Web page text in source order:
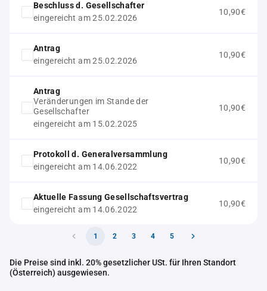
Beschluss d. Gesellschafter
eingereicht am 25.02.2026
10,90€
Antrag
eingereicht am 25.02.2026
10,90€
Antrag
Veränderungen im Stande der
Gesellschafter
eingereicht am 15.02.2025
10,90€
Protokoll d. Generalversammlung
eingereicht am 14.06.2022
10,90€
Aktuelle Fassung Gesellschaftsvertrag
eingereicht am 14.06.2022
10,90€
1 2 3 4 5
Die Preise sind inkl. 20% gesetzlicher USt. für Ihren Standort
(Österreich) ausgewiesen.